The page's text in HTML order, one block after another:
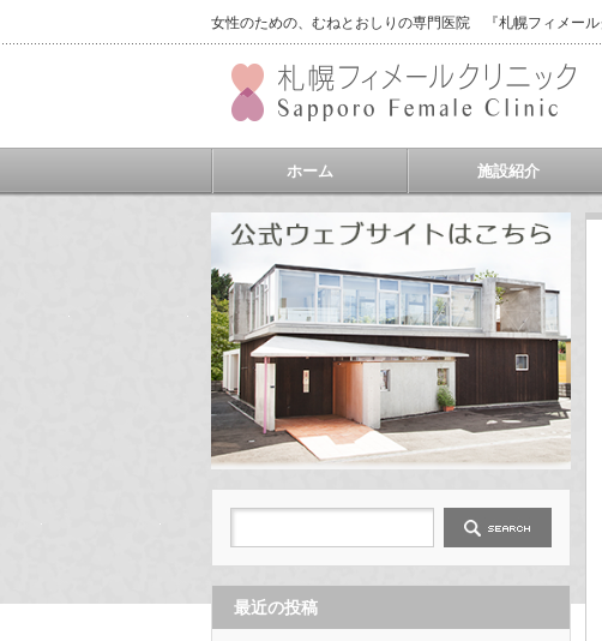
女性のための、むねとおしりの専門医院 『札幌フィメール
ホーム 施設紹介
最近の投稿